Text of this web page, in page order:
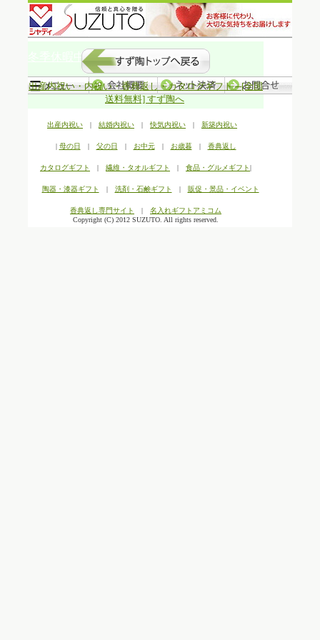
冬季休暇中の発送について
出産内祝い・内祝い・香典返し・カタログギフト ─[全国
送料無料] すず陶へ
出産内祝い | 結婚内祝い | 快気内祝い | 新築内祝い
| 母の日 | 父の日 | お中元| お歳暮| 香典返し
カタログギフト | 繊維・タオルギフト | 食品・グルメギフト|
陶器・漆器ギフト | 洗剤・石鹸ギフト | 販促・景品・イベント
香典返し専門サイト | 名入れギフトアミコム
Copyright (C) 2012 SUZUTO. All rights reserved.